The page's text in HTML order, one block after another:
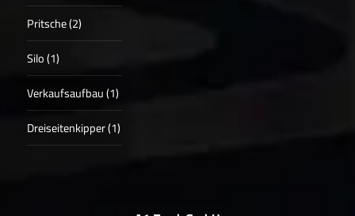
Pritsche (2)
Silo (1)
Verkaufsaufbau (1)
Dreiseitenkipper (1)